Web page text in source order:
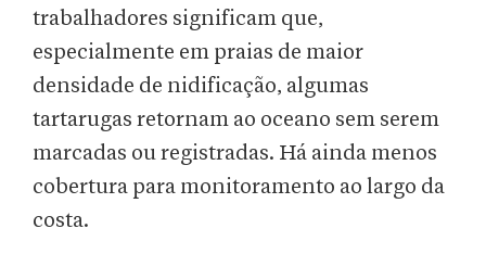
trabalhadores significam que,
especialmente em praias de maior
densidade de nidificação, algumas
tartarugas retornam ao oceano sem serem
marcadas ou registradas. Há ainda menos
cobertura para monitoramento ao largo da
costa.